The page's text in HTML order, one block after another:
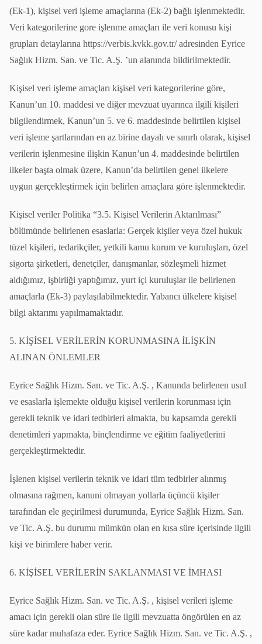
(Ek-1), kişisel veri işleme amaçlarına (Ek-2) bağlı işlenmektedir.
Veri kategorilerine gore işlenme amaçları ile veri konusu kişi
grupları detaylarına https://verbis.kvkk.gov.tr/ adresinden Eyrice
Sağlık Hizm. San. ve Tic. A.Ş. ’un alanında bildirilmektedir.
Kişisel veri işleme amaçları kişisel veri kategorilerine göre,
Kanun’un 10. maddesi ve diğer mevzuat uyarınca ilgili kişileri
bilgilendirmek, Kanun’un 5. ve 6. maddesinde belirtilen kişisel
veri işleme şartlarından en az birine dayalı ve sınırlı olarak, kişisel
verilerin işlenmesine ilişkin Kanun’un 4. maddesinde belirtilen
ilkeler başta olmak üzere, Kanun’da belirtilen genel ilkelere
uygun gerçekleştirmek için belirlen amaçlara göre işlenmektedir.
Kişisel veriler Politika “3.5. Kişisel Verilerin Aktarılması”
bölümünde belirlenen esaslarla: Gerçek kişiler veya özel hukuk
tüzel kişileri, tedarikçiler, yetkili kamu kurum ve kuruluşları, özel
sigorta şirketleri, denetçiler, danışmanlar, sözleşmeli hizmet
aldığımız, işbirliği yaptığımız, yurt içi kuruluşlar ile belirlenen
amaçlarla (Ek-3) paylaşılabilmektedir. Yabancı ülkelere kişisel
bilgi aktarımı yapılmamaktadır.
5. KİŞİSEL VERİLERİN KORUNMASINA İLİŞKİN
ALINAN ÖNLEMLER
Eyrice Sağlık Hizm. San. ve Tic. A.Ş. , Kanunda belirlenen usul
ve esaslarla işlemekte olduğu kişisel verilerin korunması için
gerekli teknik ve idari tedbirleri almakta, bu kapsamda gerekli
denetimleri yapmakta, binçlendirme ve eğitim faaliyetlerini
gerçekleştirmektedir.
İşlenen kişisel verilerin teknik ve idari tüm tedbirler alınmış
olmasına rağmen, kanuni olmayan yollarla üçüncü kişiler
tarafından ele geçirilmesi durumunda, Eyrice Sağlık Hizm. San.
ve Tic. A.Ş. bu durumu mümkün olan en kısa süre içerisinde ilgili
kişi ve birimlere haber verir.
6. KİŞİSEL VERİLERİN SAKLANMASI VE İMHASI
Eyrice Sağlık Hizm. San. ve Tic. A.Ş. , kişisel verileri işleme
amacı için gerekli olan süre ile ilgili mevzuatta öngörülen en az
süre kadar muhafaza eder. Eyrice Sağlık Hizm. San. ve Tic. A.Ş. ,